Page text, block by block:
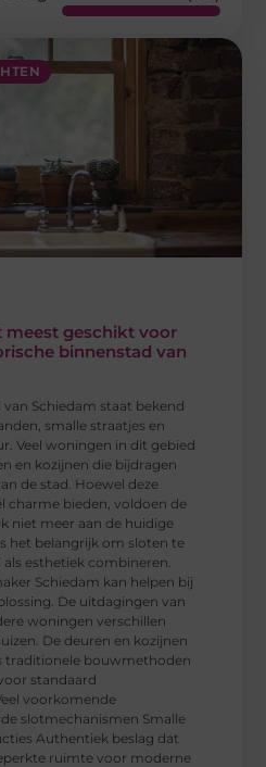
meest geschikt voor
binnenstad van
Schiedam staat bekend
smalle straatjes en
Veel woningen in dit gebied
en kozijnen die bijdragen
de stad. Hoewel deze
charme bieden, voldoen de
niet meer aan de huidige
het belangrijk om sloten te
esthetiek combineren.
Schiedam kan helpen bij
De uitdagingen van
woningen verschillen
De deuren en kozijnen
traditionele bouwmethoden
standaard
voorkomende
slotmechanismen Smalle
Authentiek beslag dat
ruimte voor moderne